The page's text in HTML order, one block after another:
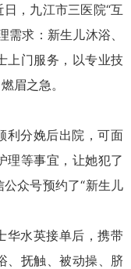
，九江市三医院“互
求：新生儿沐浴、
上门服务，以专业技
眉之急。
利分娩后出院，可面
理等事宜，让她犯了
众号预约了“新生儿
华水英接单后，携带
、抚触、被动操、脐